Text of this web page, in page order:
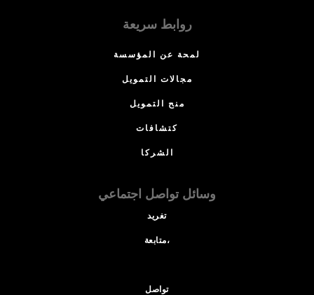
روابط سريعة
لمحة عن المؤسسة
مجالات التمويل
منح التمويل
كتشافات
الشركا
وسائل تواصل اجتماعي
تغريد
متابعة،
تواصل